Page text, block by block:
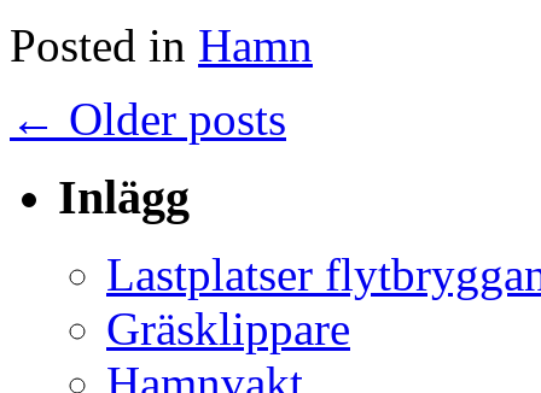
Posted in Hamn
← Older posts
Inlägg
Lastplatser
Gräsklippare